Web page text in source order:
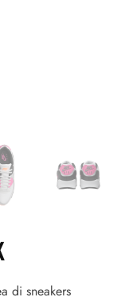
di sneakers